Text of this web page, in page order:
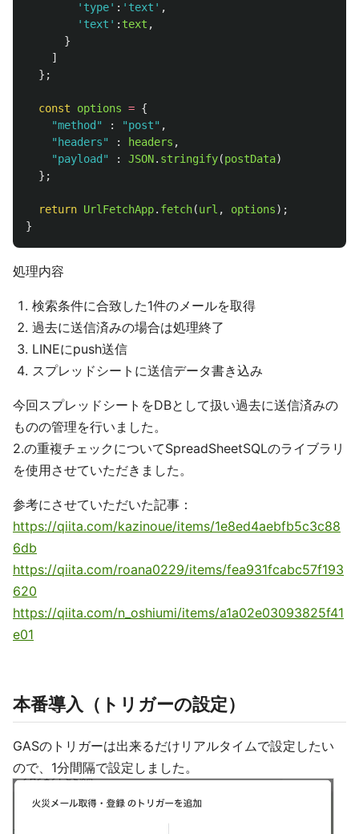
' type' : ' text ' ,
' text ' : text ,
}
]
};
const options = {
"method " : "post" ,
" headers" : headers ,
"payload " : JSON. stringify(postData)
};
return UrlFetchApp. fetch(url , options);
}
処理内容
検索条件に合致した1件のメールを取得
過去に送信済みの場合は処理終了
LINEにpush送信
スプレッドシートに送信データ書き込み
今回スプレッドシートをDBとして扱い過去に送信済みの
ものの管理を行いました。
2.の重複チェックについてSpreadSheetSQLのライブラリ
を使用させていただきました。
参考にさせていただいた記事：
https://qiita.com/kazinoue/items/1e8ed4aebfb5c3c88
6db
https://qiita.com/roana0229/items/fea931fcabc57f193
620
https://qiita.com/n_oshiumi/items/a1a02e03093825f41
e01
本番導入（トリガーの設定）
GASのトリガーは出来るだけリアルタイムで設定したい
ので、1分間隔で設定しました。